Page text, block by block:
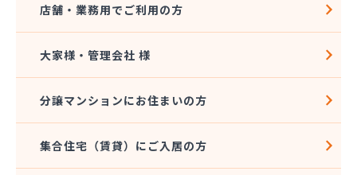
ヤマサ總業株式会社 愛知西支店
ヤマトク
リーグ馬場株式会社
愛知高圧株式会社容器検査工場
愛北液化ガス協組江南営業所
旭プロパン
安城ガス株式会社
店舗・業務用でご利用の方
大家様・管理会社 様
分譲マンションにお住まいの方
集合住宅（賃貸）にご入居の方